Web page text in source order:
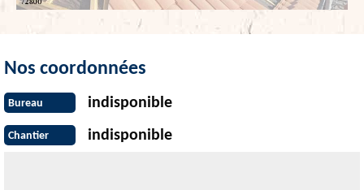
Nos coordonnées
Bureau indisponible
Chantier indisponible